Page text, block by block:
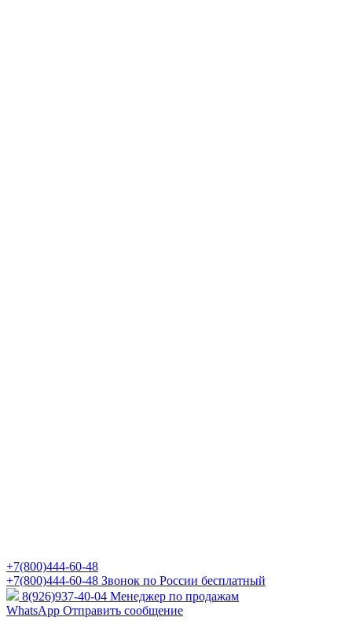
+7(800)444-60-48
+7(800)444-60-48 Звонок по России бесплатный
8(926)937-40-04 Менеджер по продажам
WhatsApp Отправить сообщение